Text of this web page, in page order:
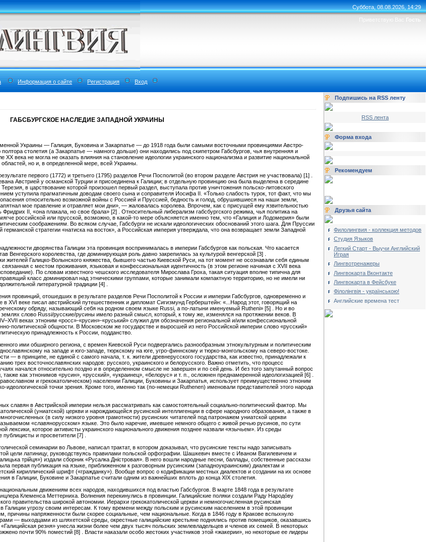
Суббота, 08.08.2026, 14:29
Приветствую Вас Гость
Информация о сайте Регистрация Вход
ГАБСБУРГСКОЕ НАСЛЕДИЕ ЗАПАДНОЙ УКРАИНЫ
Украины — Галиция, Буковина и Закарпатье — до 1918 года были самыми восточными провинциями Австро-
полтора столетия (а Закарпатье — намного дольше) они находились под скипетром Габсбургов, чья внутренняя и
века не могла не оказать влияния на становление идеологии украинского национализма и развитие национальной
но и, в определенной мере, всей Украины.
первого (1772) и третьего (1795) разделов Речи Посполитой (во втором разделе Австрия не участвовала) [1] .
Австрией у османской Турции и присоединена к Галиции; в отдельную провинцию она была выделена в середине
в царствование которой произошел первый раздел, выступала против уничтожения польско-литовского
уступила прагматичным доводам своего сына и соправителя Иосифа II. «Только слабость турок, тот факт, что мы
относительно возможной войны с Россией и Пруссией, бедность и голод, обрушившиеся на наши земли,
мое правление и отравляет мои дни», — жаловалась королева. Впрочем, как с присущей ему язвительностью
Фридрих II, «она плакала, но свое брала» [2] . Относительный либерализм габсбургского режима, чья политика на
российской или прусской, возможно, в какой-то мере объясняется именно тем, что «Галиция и Лодомерия» были
соображениям. Во всяком случае, Габсбурги не искали идеологических обоснований этого шага. Для Пруссии
стратегии «натиска на восток», а Российская империя утверждала, что она возвращает земли Западной
дворянства Галиции эта провинция воспринималась в империи Габсбургов как польская. Что касается
Венгерского королевства, где доминирующая роль давно закрепилась за культурой венгерской [3] .
жителей Галицко-Волынского княжества, бывшего частью Киевской Руси, на тот момент не осознавали себя единым
с местом проживания, языковая и конфессиональная идентичность (в этом регионе начиная с XVII века
По словам известного чешского исследователя Мирослава Гроха, такая ситуация вполне типична для
класс доминировал над этническими группами, которые занимали компактную территорию, но не имели ни
литературной традиции [4] .
провинций, отошедших в результате разделов Речи Посполитой к России и империи Габсбургов, одновременно и
XVI веке писал австрийский путешественник и дипломат Сигизмунд Герберштейн: «...Народ этот, говорящий на
обряду, называющий себя на родном своем языке Russi, а по-латыни именуемый Rutheni» [5] . Но и во
слово Russi/русские/русины имело разный смысл, который, к тому же, изменялся на протяжении веков. В
веках этноним «росс»-«русин»-«руський» служил для обозначения региональной и/или конфессиональной
политической общности. В Московском же государстве и выросшей из него Российской империи слово «русский»
принадлежность к России, подданство.
ими обширного региона, с времен Киевской Руси подвергались разнообразным этнокультурным и политическим
на западе и юго-западе, тюркскому на юге, угро-финнскому и тюрко-монгольскому на северо-востоке.
— в принципе, не единой с самого начала, т. к. жители древнерусского государства, как известно, принадлежали к
трех восточнославянских народов: русского, украинского и белорусского. Важно отметить, что процесс
начался относительно поздно и в определенном смысле не завершен и по сей день. И без того запутанный вопрос
как этнонимов «русин», «русский», «украинец», «белорус» и т. п., осложнен преднамеренной идеологизацией [6] .
и грекокатолическом) населении Галиции, Буковины и Закарпатья, использует преимущественно этноним
идеологической точки зрения. Кроме того, именно так (по-немецки Ruthenen) именовали представителей этого народа
славян в Австрийской империи нельзя рассматривать как самостоятельный социально-политический фактор. Мы
(униатской) церкви и нарождающейся русинской интеллигенции в сфере народного образования, а также в
(в силу низкого уровня грамотности) русинских читателей под патронажем униатской церкви
«славянорусском» языке. Это было наречие, имевшее немного общего с живой речью русинов, по сути
лексики, которое активисты украинского национального движения позднее назвали «язычьем». Из среды
и просветители [7] .
семинарии во Львове, написал трактат, в котором доказывал, что русинские тексты надо записывать
цели латиницу, руководствуясь правилами польской орфографии. Шашкевич вместе с Иваном Вагилевичем и
трiйця») издали сборник «Русалка Днiстровая». В него вошли народные песни, баллады, собственные рассказы
первая публикация на языке, приближенном к разговорным русинским (западноукраинским) диалектам и
кириллический шрифт («гражданку»). Вообще вопрос о кодификации местных диалектов и создании на их основе
в Галиции, Буковине и Закарпатье считали одним из важнейших вплоть до конца XIX столетия.
движениям всех народов, находившихся под властью Габсбургов. В марте 1848 года в результате
Клеменса Меттерниха. Волнения перекинулись в провинции. Галицийские поляки создали Раду Народóву
правительства широкой автономии. Иерархи грекокатолической церкви и немногочисленная русинская
Галиции угрозу своим интересам. К тому времени между польским и русинским населением в этой провинции
напряженности были скорее социальные, чем национальные. Когда в 1846 году в Кракове вспыхнуло
— выходцами из шляхетской среды, окрестные галицийские крестьяне поднялись против помещиков, оказавшись
резня» унесла жизни более чем двух тысяч польских землевладельцев и членов их семей. В некоторых
почти 90% поместий [8] . Власти наказали особо жестоких участников этой «жакерии», но некоторые ее лидеры
Подпишись на RSS ленту
RSS лента
Форма входа
Рекомендуем
Друзья сайта
Филолингвия - коллекция методов
Студия Языков
Легкий Старт - Выучи Английский
Играя
Лингвотренажеры
Лингвокарта Вконтакте
Лингвокарта в Фейсбуке
Філолінгвія - українською!
Английские времена тест